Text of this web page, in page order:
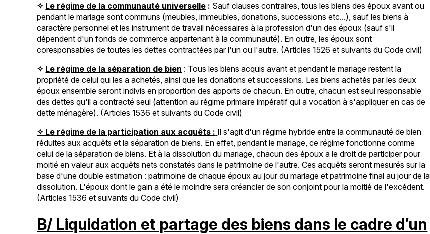
✧ Le régime de la communauté universelle : Sauf clauses contraires, tous les biens des époux avant ou
pendant le mariage sont communs (meubles, immeubles, donations, successions etc...), sauf les biens à
caractère personnel et les instrument de travail nécessaires à la profession d'un des époux (sauf s'il
dépendent d'un fonds de commerce appartenant à la communauté). En outre, les époux sont
coresponsables de toutes les dettes contractées par l'un ou l'autre. (Articles 1526 et suivants du Code civil)
✧ Le régime de la séparation de bien : Tous les biens acquis avant et pendant le mariage restent la
propriété de celui qui les a achetés, ainsi que les donations et successions. Les biens achetés par les deux
époux ensemble seront indivis en proportion des apports de chacun. En outre, chacun est seul responsable
des dettes qu'il a contracté seul (attention au régime primaire impératif qui a vocation à s'appliquer en cas de
dette ménagère). (Articles 1536 et suivants du Code civil)
✧ Le régime de la participation aux acquêts : Il s'agit d'un régime hybride entre la communauté de bien
réduites aux acquêts et la séparation de biens. En effet, pendant le mariage, ce régime fonctionne comme
celui de la séparation de biens. Et à la dissolution du mariage, chacun des époux a le droit de participer pour
moitié en valeur aux acquêts nets constatés dans le patrimoine de l'autre. Ces acquêts seront mesurés sur la
base d'une double estimation : patrimoine de chaque époux au jour du mariage et patrimoine final au jour de la
dissolution. L'époux dont le gain a été le moindre sera créancier de son conjoint pour la moitié de l'excédent.
(Articles 1536 et suivants du Code civil)
B/ Liquidation et partage des biens dans le cadre d’un